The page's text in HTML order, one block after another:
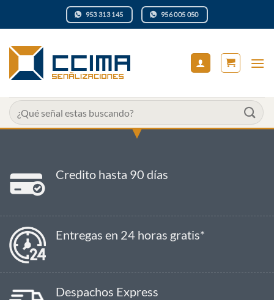
953 313 145 956 005 050
Buscar
por:
Credito hasta 90 días
Entregas en 24 horas gratis*
Despachos Express